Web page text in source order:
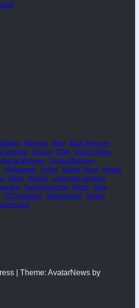
Balkan Bohnen Brot
Bud Spencer
Camping Castel DDR
Dutch Oven
Bohnen
Grüne Bohnen
Halloween Huhn Kalter Hund
Kekse
Käse Kürbis
Langsam kochen
Paprikaschote Pizza
Reis
SChokolade Slowcooker
Strafe
| Theme: AvatarNews by